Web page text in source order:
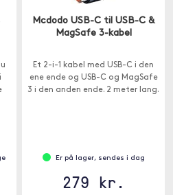
Mcdodo USB-C til USB-C &
MagSafe 3-kabel
Et 2-i-1 kabel med USB-C i den
ene ende og USB-C og MagSafe
3 i den anden ende. 2 meter lang.
Er på lager, sendes i dag
279 kr.